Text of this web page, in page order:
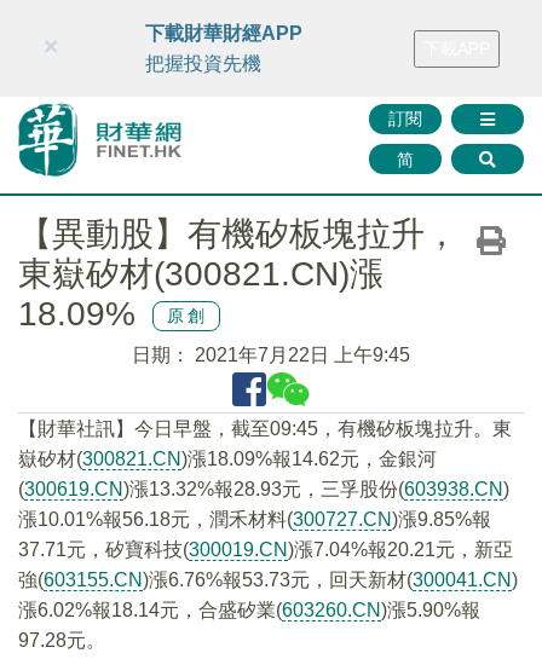
財華智庫網 FINTV FINMETA 財華證券 媒體矩陣
訂閱
简
×
下載財華財經APP
把握投資先機
【異動股】有機矽板塊拉升，
東嶽矽材(300821.CN)漲
18.09%
原創
日期： 2021年7月22日 上午9:45
【財華社訊】今日早盤，截至09:45，有機矽板塊拉升。東
嶽矽材(300821.CN)漲18.09%報14.62元，金銀河
(300619.CN)漲13.32%報28.93元，三孚股份(603938.CN)
漲10.01%報56.18元，潤禾材料(300727.CN)漲9.85%報
37.71元，矽寶科技(300019.CN)漲7.04%報20.21元，新亞
強(603155.CN)漲6.76%報53.73元，回天新材(300041.CN)
漲6.02%報18.14元，合盛矽業(603260.CN)漲5.90%報
97.28元。